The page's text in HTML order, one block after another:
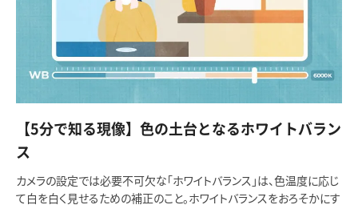
【5分で知る現像】色の土台となるホワイトバラン
ス
カメラの設定では必要不可欠な「ホワイトバランス」は、色温度に応じ
て白を白く見せるための補正のこと。ホワイトバランスをおろそかにす